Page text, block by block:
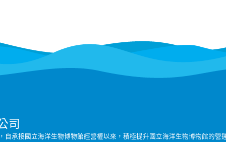
司
自承接國立海洋生物博物館經營權以來，積極提升國立海洋生物博物館的營